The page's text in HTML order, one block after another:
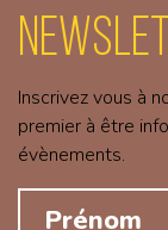
Inscrivez vous à
premier à être
évènements.